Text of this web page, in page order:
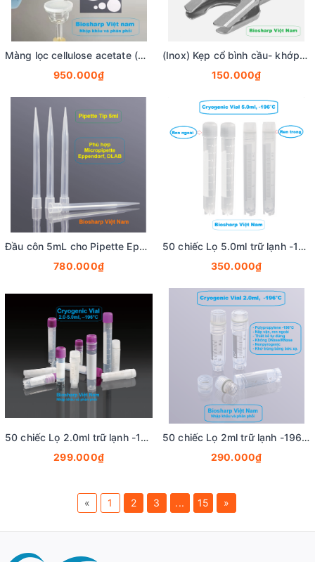
Màng lọc cellulose acetate (CA) đk 47mm/0.22µm, 4x25 chiếc/hộp, hãng Biosharp
950.000₫
(Inox) Kẹp cổ bình cầu- khớp nối (Stainless steel Joint Clamp), #12-50, hãng Biosharp
150.000₫
Đầu côn 5mL cho Pipette Eppendorf, DLAB, 200 chiếc/túi, Pipette tips, BS-5000-TL-B, Biosharp tekcovina
780.000₫
50 chiếc Lọ 5.0ml trữ lạnh -196°C, ren trong/ngoài, vô trùng, nắp vặn mầu trắng, Biosharp
350.000₫
50 chiếc Lọ 2.0ml trữ lạnh -196°C, ren trong/ngoài, vô trùng, nắp vặn mầu tím, Biosharp
299.000₫
50 chiếc Lọ 2ml trữ lạnh -196°C, ren trong/ngoài, vô trùng, nắp vặn mầu trắng, Biosharp
290.000₫
« 1 2 3 ... 15 »